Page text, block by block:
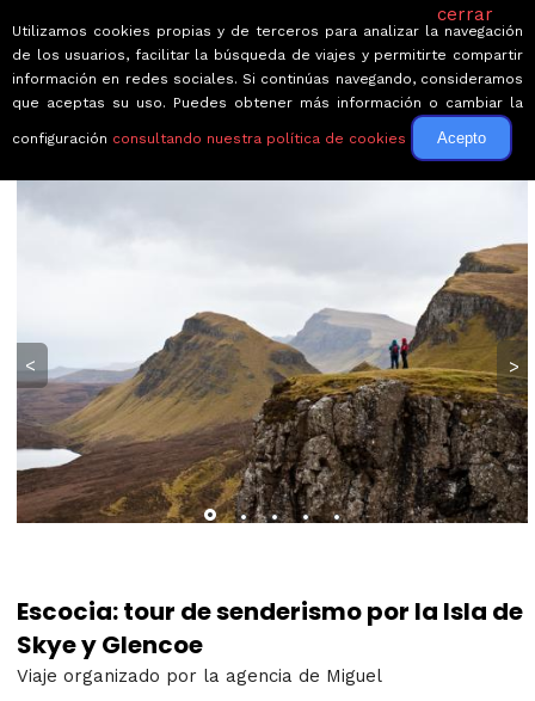
← Volver a Circuitos por Reino Unido
< >
Escocia: tour de senderismo por la Isla de
Skye y Glencoe
Viaje organizado por la agencia de Miguel
cerrar
Utilizamos cookies propias y de terceros para analizar la navegación
de los usuarios, facilitar la búsqueda de viajes y permitirte compartir
información en redes sociales. Si continúas navegando, consideramos
que aceptas su uso. Puedes obtener más información o cambiar la
configuración consultando nuestra política de cookies Acepto